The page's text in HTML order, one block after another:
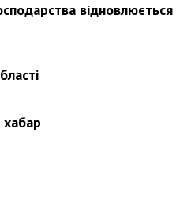
відновлюється